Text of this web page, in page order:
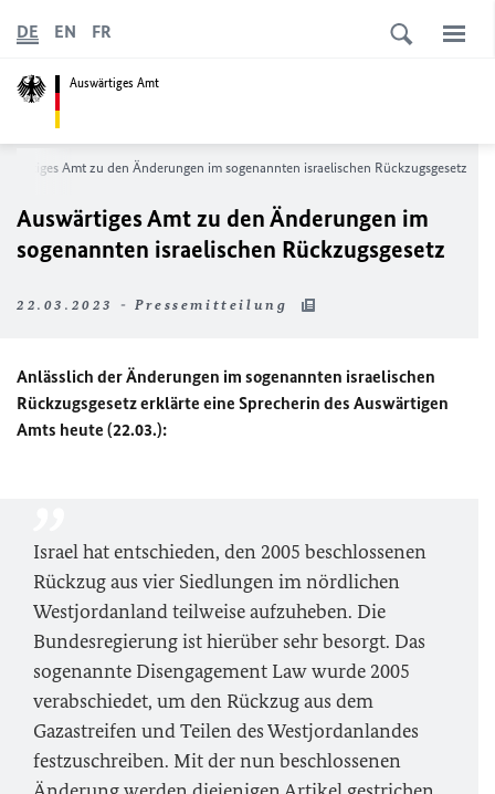
Auswärtiges Amt
DE EN FR
Amt zu den Änderungen im sogenannten israelischen Rückzugsgesetz
Auswärtiges Amt zu den Änderungen im
sogenannten israelischen Rückzugsgesetz
22.03.2023 - Pressemitteilung
Anlässlich der Änderungen im sogenannten israelischen
Rückzugsgesetz erklärte eine Sprecherin des Auswärtigen
Amts heute (22.03.):
Israel hat entschieden, den 2005 beschlossenen
Rückzug aus vier Siedlungen im nördlichen
Westjordanland teilweise aufzuheben. Die
Bundesregierung ist hierüber sehr besorgt. Das
sogenannte Disengagement Lawwurde 2005
verabschiedet, um den Rückzug aus dem
Gazastreifen und Teilen des Westjordanlandes
festzuschreiben. Mit der nun beschlossenen